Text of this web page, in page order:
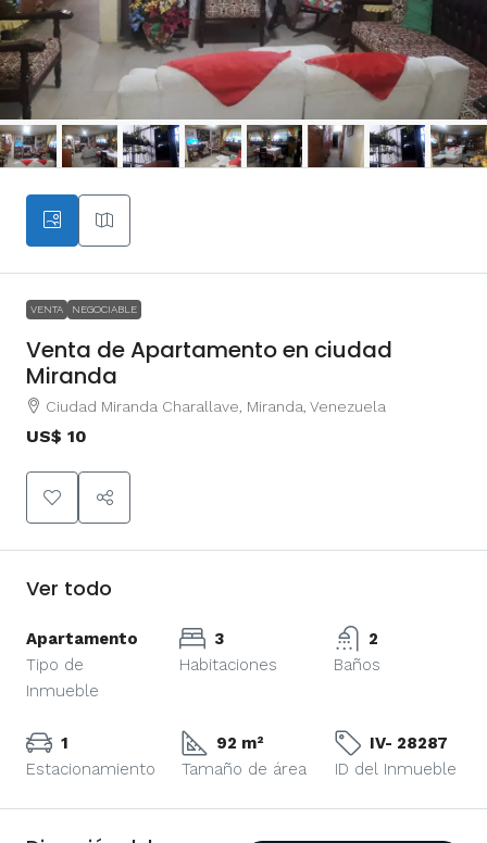
VENTA NEGOCIABLE
Venta de Apartamento en ciudad
Miranda
Ciudad Miranda Charallave, Miranda, Venezuela
US$ 10
Ver todo
Apartamento
Tipo de
Inmueble
3
Habitaciones
2
Baños
1
Estacionamiento
92 m²
Tamaño de área
IV- 28287
ID del Inmueble